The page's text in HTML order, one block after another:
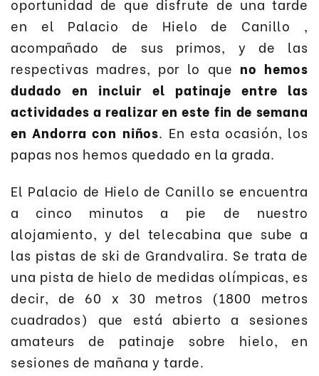
oportunidad de que disfrute de una tarde
en el Palacio de Hielo de Canillo ,
acompañado de sus primos, y de las
respectivas madres, por lo que no hemos
dudado en incluir el patinaje entre las
actividades a realizar en este fin de semana
en Andorra con niños. En esta ocasión, los
papas nos hemos quedado en la grada.
El Palacio de Hielo de Canillo se encuentra
a cinco minutos a pie de nuestro
alojamiento, y del telecabina que sube a
las pistas de ski de Grandvalira. Se trata de
una pista de hielo de medidas olímpicas, es
decir, de 60 x 30 metros (1800 metros
cuadrados) que está abierto a sesiones
amateurs de patinaje sobre hielo, en
sesiones de mañana y tarde.